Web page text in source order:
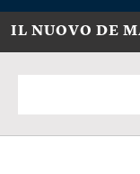
IL NUOVO DE